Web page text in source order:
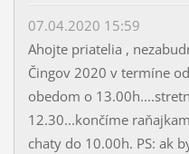
07.04.2020 15:59
Ahojte priatelia ,
Čingov 2020 v termíne
obedom o
12.30...končíme
chaty do 10.00h. PS: ak